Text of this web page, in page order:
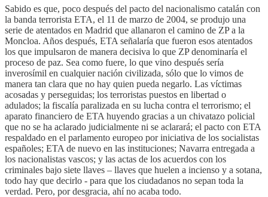
Sabido es que, poco después del pacto del nacionalismo catalán con
la banda terrorista ETA, el 11 de marzo de 2004, se produjo una
serie de atentados en Madrid que allanaron el camino de ZP a la
Moncloa. Años después, ETA señalaría que fueron esos atentados
los que impulsaron de manera decisiva lo que ZP denominaría el
proceso de paz. Sea como fuere, lo que vino después sería
inverosímil en cualquier nación civilizada, sólo que lo vimos de
manera tan clara que no hay quien pueda negarlo. Las víctimas
acosadas y perseguidas; los terroristas puestos en libertad o
adulados; la fiscalía paralizada en su lucha contra el terrorismo; el
aparato financiero de ETA huyendo gracias a un chivatazo policial
que no se ha aclarado judicialmente ni se aclarará; el pacto con ETA
respaldado en el parlamento europeo por iniciativa de los socialistas
españoles; ETA de nuevo en las instituciones; Navarra entregada a
los nacionalistas vascos; y las actas de los acuerdos con los
criminales bajo siete llaves – llaves que huelen a incienso y a sotana,
todo hay que decirlo - para que los ciudadanos no sepan toda la
verdad. Pero, por desgracia, ahí no acaba todo.